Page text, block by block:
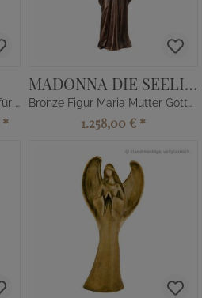
Edestahl Rundbalken Kreuz für Grab
*
MADONNA DIE SEELIGE
Bronze Figur Maria Mutter Gottes
1.258,00 € *